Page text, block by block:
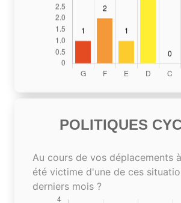
POLITIQUES
Au cours de vos déplacements
été victime d'une de ces
derniers mois ?